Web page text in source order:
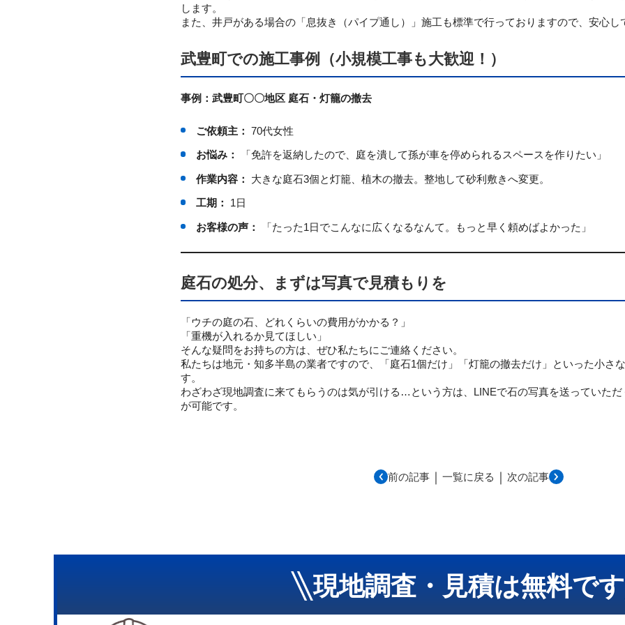
します。
また、井戸がある場合の「息抜き（パイプ通し）」施工も標準で行っておりますので、安心し
武豊町での施工事例（小規模工事も大歓迎！）
事例：武豊町〇〇地区 庭石・灯籠の撤去
ご依頼主： 70代女性
お悩み： 「免許を返納したので、庭を潰して孫が車を停められるスペースを作りたい」
作業内容： 大きな庭石3個と灯籠、植木の撤去。整地して砂利敷きへ変更。
工期： 1日
お客様の声： 「たった1日でこんなに広くなるなんて。もっと早く頼めばよかった」
庭石の処分、まずは写真で見積もりを
「ウチの庭の石、どれくらいの費用がかかる？」
「重機が入れるか見てほしい」
そんな疑問をお持ちの方は、ぜひ私たちにご連絡ください。
私たちは地元・知多半島の業者ですので、「庭石1個だけ」「灯籠の撤去だけ」といった小さ
す。
わざわざ現地調査に来てもらうのは気が引ける…という方は、LINEで石の写真を送っていただ
が可能です。
前の記事 ｜一覧に戻る ｜ 次の記事
現地調査・見積は無料です